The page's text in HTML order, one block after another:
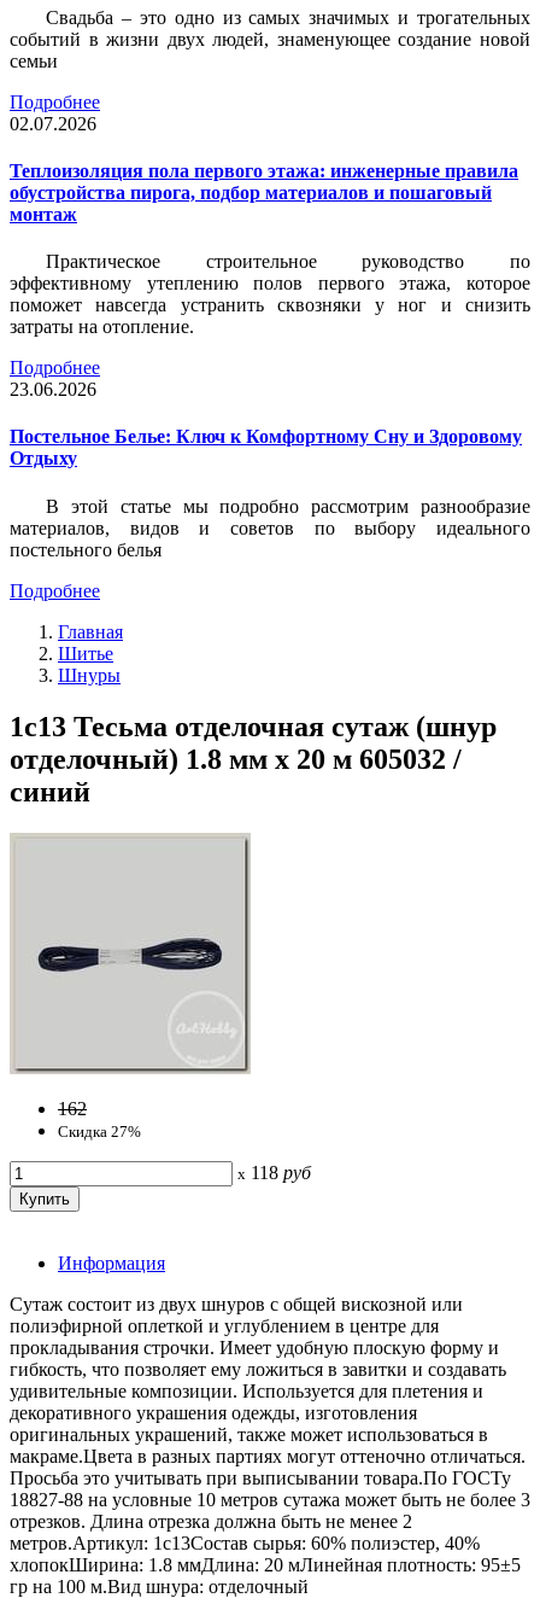
Свадьба – это одно из самых значимых и трогательных
событий в жизни двух людей, знаменующее создание новой
семьи
Подробнее
02.07.2026
Теплоизоляция пола первого этажа: инженерные правила
обустройства пирога, подбор материалов и пошаговый
монтаж
Практическое строительное руководство по
эффективному утеплению полов первого этажа, которое
поможет навсегда устранить сквозняки у ног и снизить
затраты на отопление.
Подробнее
23.06.2026
Постельное Белье: Ключ к Комфортному Сну и Здоровому
Отдыху
В этой статье мы подробно рассмотрим разнообразие
материалов, видов и советов по выбору идеального
постельного белья
Подробнее
Главная
Шитье
Шнуры
1с13 Тесьма отделочная сутаж (шнур
отделочный) 1.8 мм х 20 м 605032 /
синий
162
Скидка 27%
x 118 руб
Информация
Сутаж состоит из двух шнуров с общей вискозной или
полиэфирной оплеткой и углублением в центре для
прокладывания строчки. Имеет удобную плоскую форму и
гибкость, что позволяет ему ложиться в завитки и создавать
удивительные композиции. Используется для плетения и
декоративного украшения одежды, изготовления
оригинальных украшений, также может использоваться в
макраме.Цвета в разных партиях могут оттеночно отличаться.
Просьба это учитывать при выписывании товара.По ГОСТу
18827-88 на условные 10 метров сутажа может быть не более 3
отрезков. Длина отрезка должна быть не менее 2
метров.Артикул: 1с13Состав сырья: 60% полиэстер, 40%
хлопокШирина: 1.8 ммДлина: 20 мЛинейная плотность: 95±5
гр на 100 м.Вид шнура: отделочный